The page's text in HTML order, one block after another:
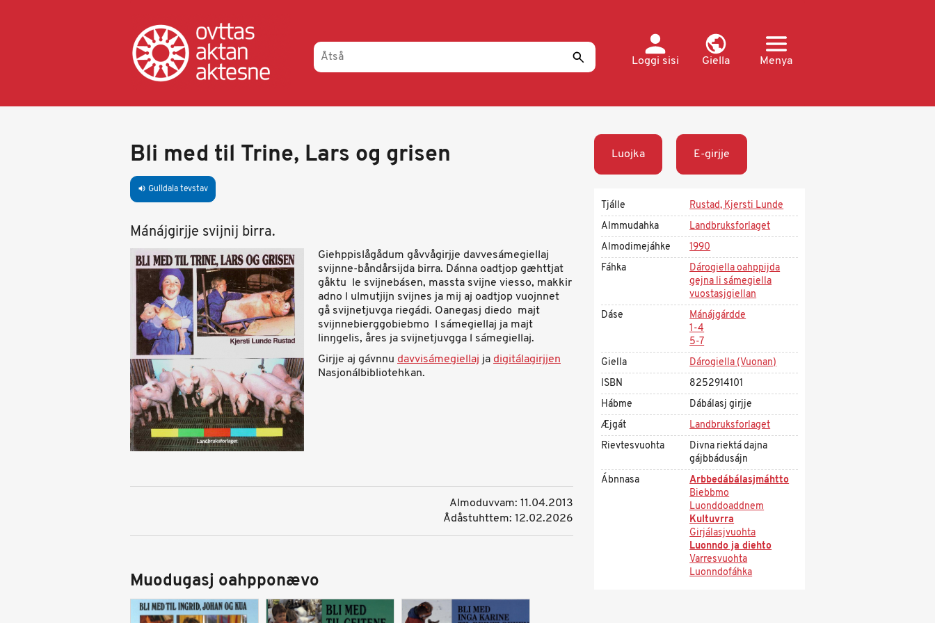
Loggi sisi
Giella Menya
Bli med til Trine, Lars og grisen
volume_up Gulldala tevstav
Mánájgirjje svijnij birra.
Giehppislågådum gåvvågirjje davvesámegiellaj
svijnne-båndårsijda birra. Dánna oadtjop gæhttjat
gåktu le svijnebásen, massta svijne viesso, makkir
adno l ulmutjijn svijnes ja mij aj oadtjop vuojnnet
gå svijnetjuvga riegádi. Oanegasj diedo majt
svijnnebierggobiebmo l sámegiellaj ja majt
linŋgelis, åres ja svijnetjuvgga l sámegiellaj.
Girjje aj gávnnu davvisámegiellaj ja digitálagirjjen
Nasjonálbibliotehkan.
Almoduvvam: 11.04.2013
Ådåstuhttem: 12.02.2026
Muodugasj oahpponævo
Luojka E-girjje
Tjálle
Rustad, Kjersti Lunde
Almmudahka
Landbruksforlaget
Almodimejáhke
1990
Fáhka
Dárogiella oahppijda
gejna li sámegiella
vuostasjgiellan
Dáse
Mánájgárdde
1-4
5-7
Giella
Dárogiella (Vuonan)
ISBN
8252914101
Hábme
Dábálasj girjje
Æjgát
Landbruksforlaget
Rievtesvuohta
Divna riektá dajna
gájbbádusájn
Ábnnasa
Arbbedábálasjmáhtto
Biebbmo
Luonddoaddnem
Kultuvrra
Girjálasjvuohta
Luonndo ja diehto
Varresvuohta
Luonndofáhka